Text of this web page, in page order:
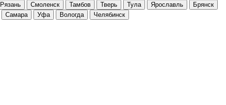
Рязань Смоленск Тамбов Тверь Тула Ярославль
Брянск
Самара Уфа Вологда Челябинск